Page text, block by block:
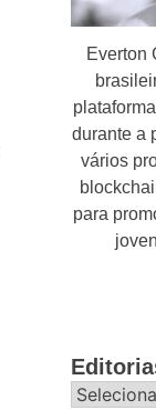
Everton
durante a
vários
para
Editorias